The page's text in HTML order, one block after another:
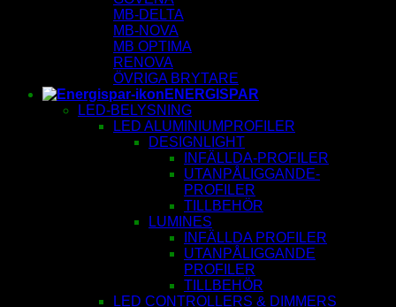
MB-DELTA
MB-NOVA
MB OPTIMA
RENOVA
ÖVRIGA BRYTARE
ENERGISPAR
LED-BELYSNING
LED ALUMINIUMPROFILER
DESIGNLIGHT
INFÄLLDA-PROFILER
UTANPÅLIGGANDE-
PROFILER
TILLBEHÖR
LUMINES
INFÄLLDA PROFILER
UTANPÅLIGGANDE
PROFILER
TILLBEHÖR
LED CONTROLLERS & DIMMERS